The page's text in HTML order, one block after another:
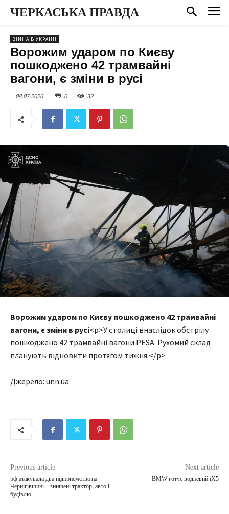
ЧЕРКАСЬКА ПРАВДА
ВІЙНА В УКРАЇНІ
Ворожим ударом по Києву
пошкоджено 42 трамвайні
вагони, є зміни в русі
08.07.2026 0 32
Ворожим ударом по Києву пошкоджено 42 трамвайні
вагони, є зміни в русі<p>У столиці внаслідок обстрілу
пошкоджено 42 трамвайні вагони PESA. Рухомий склад
планують відновити протягом тижня.</p>
Джерело: unn.ua
Previous article
рф атакувала два підприємства на
Чернігівщині – знищені трактор, авто і
будівлю.
Next article
BMW готує водневий iX5